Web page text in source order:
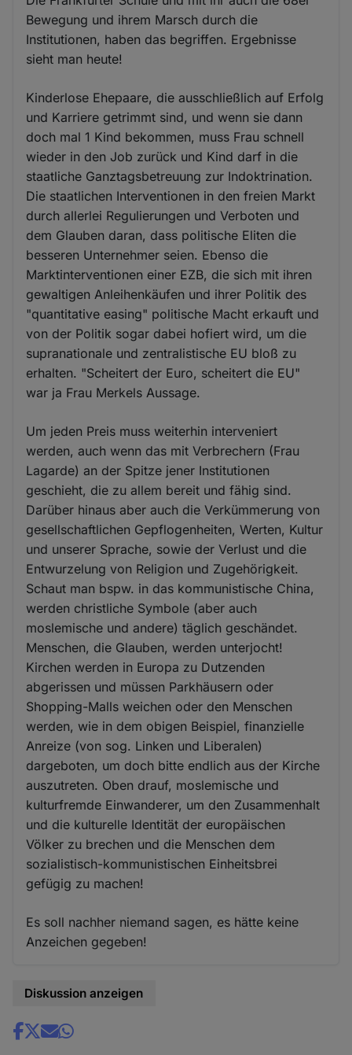
Bewegung und ihrem Marsch durch die
Institutionen, haben das begriffen. Ergebnisse
sieht man heute!
Kinderlose Ehepaare, die ausschließlich auf Erfolg
und Karriere getrimmt sind, und wenn sie dann
doch mal 1 Kind bekommen, muss Frau schnell
wieder in den Job zurück und Kind darf in die
staatliche Ganztagsbetreuung zur Indoktrination.
Die staatlichen Interventionen in den freien Markt
durch allerlei Regulierungen und Verboten und
dem Glauben daran, dass politische Eliten die
besseren Unternehmer seien. Ebenso die
Marktinterventionen einer EZB, die sich mit ihren
gewaltigen Anleihenkäufen und ihrer Politik des
"quantitative easing" politische Macht erkauft und
von der Politik sogar dabei hofiert wird, um die
supranationale und zentralistische EU bloß zu
erhalten. "Scheitert der Euro, scheitert die EU"
war ja Frau Merkels Aussage.
Um jeden Preis muss weiterhin interveniert
werden, auch wenn das mit Verbrechern (Frau
Lagarde) an der Spitze jener Institutionen
geschieht, die zu allem bereit und fähig sind.
Darüber hinaus aber auch die Verkümmerung von
gesellschaftlichen Gepflogenheiten, Werten, Kultur
und unserer Sprache, sowie der Verlust und die
Entwurzelung von Religion und Zugehörigkeit.
Schaut man bspw. in das kommunistische China,
werden christliche Symbole (aber auch
moslemische und andere) täglich geschändet.
Menschen, die Glauben, werden unterjocht!
Kirchen werden in Europa zu Dutzenden
abgerissen und müssen Parkhäusern oder
Shopping-Malls weichen oder den Menschen
werden, wie in dem obigen Beispiel, finanzielle
Anreize (von sog. Linken und Liberalen)
dargeboten, um doch bitte endlich aus der Kirche
auszutreten. Oben drauf, moslemische und
kulturfremde Einwanderer, um den Zusammenhalt
und die kulturelle Identität der europäischen
Völker zu brechen und die Menschen dem
sozialistisch-kommunistischen Einheitsbrei
gefügig zu machen!
Es soll nachher niemand sagen, es hätte keine
Anzeichen gegeben!
Diskussion anzeigen
Share